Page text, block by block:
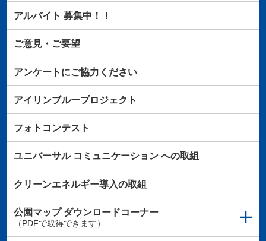
アルバイト 募集中！！
ご意見・ご要望
アンケートにご協力ください
アイリンブループロジェクト
フォトコンテスト
ユニバーサルコミュニケーションへの取組
クリーンエネルギー導入の取組
公園マップダウンロードコーナー
（PDFで取得できます）